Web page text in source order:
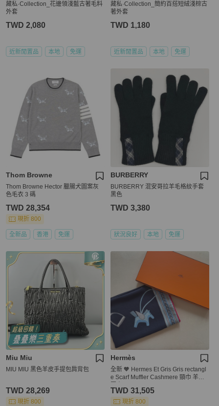
藏私·Collection_花邊領淺藍古著毛料
外套
TWD 2,080
近新閒置品 本地 免運
藏私·Collection_簡約百搭短絨淺棕古
著外套
TWD 1,180
近新閒置品 本地 免運
Thom Browne
Thom Browne Hector 臘腸犬圖案灰
色毛衣 3 碼
TWD 28,354
現折 800
全新品 香港 免運
BURBERRY
BURBERRY 混安哥拉羊毛格紋手套
黑色
TWD 3,380
狀況良好 本地 免運
Miu Miu
MIU MIU 黑色羊皮手提包肩背包
TWD 28,269
現折 800
Hermès
全新 🧡 Hermes Et Gris Gris rectangl
e Scarf Muffler Cashmere 頸巾 羊絨
TWD 31,505
現折 800